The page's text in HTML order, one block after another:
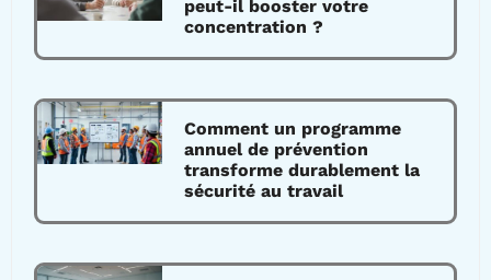
peut-il booster votre
concentration ?
Comment un programme
annuel de prévention
transforme durablement la
sécurité au travail